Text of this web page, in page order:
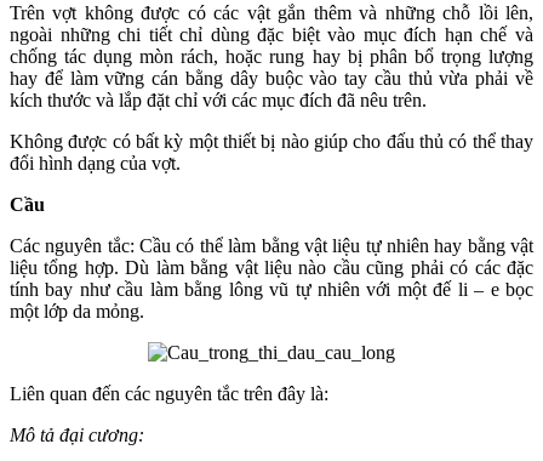
Trên vợt không được có các vật gắn thêm và những chỗ lồi lên,
ngoài những chi tiết chỉ dùng đặc biệt vào mục đích hạn chế và
chống tác dụng mòn rách, hoặc rung hay bị phân bổ trọng lượng
hay để làm vững cán bằng dây buộc vào tay cầu thủ vừa phải về
kích thước và lắp đặt chỉ với các mục đích đã nêu trên.
Không được có bất kỳ một thiết bị nào giúp cho đấu thủ có thể thay
đổi hình dạng của vợt.
Cầu
Các nguyên tắc: Cầu có thể làm bằng vật liệu tự nhiên hay bằng vật
liệu tổng hợp. Dù làm bằng vật liệu nào cầu cũng phải có các đặc
tính bay như cầu làm bằng lông vũ tự nhiên với một đế li – e bọc
một lớp da mỏng.
Liên quan đến các nguyên tắc trên đây là:
Mô tả đại cương: